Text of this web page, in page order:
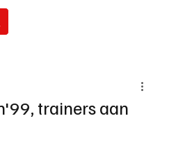
trainers aan